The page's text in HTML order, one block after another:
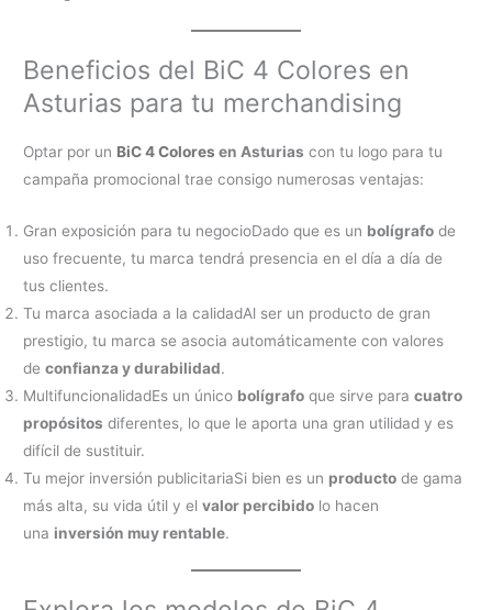
Beneficios del BiC 4 Colores en
Asturias para tu merchandising
Optar por un BiC 4 Colores en Asturias con tu logo para tu
campaña promocional trae consigo numerosas ventajas:
Gran exposición para tu negocioDado que es un bolígrafo de
uso frecuente, tu marca tendrá presencia en el día a día de
tus clientes.
Tu marca asociada a la calidadAl ser un producto de gran
prestigio, tu marca se asocia automáticamente con valores
deconfianza y durabilidad.
MultifuncionalidadEs un único bolígrafo que sirve paracuatro
propósitos diferentes, lo que le aporta una gran utilidad y es
difícil de sustituir.
Tu mejor inversión publicitariaSi bien es un producto de gama
más alta, su vida útil y elvalor percibido lo hacen
una inversión muy rentable.